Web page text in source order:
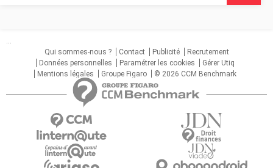
...
Qui sommes-nous ?
Contact Publicité
Recrutement
Données personnelles
Paramétrer les cookies
Gérer Utiq
Mentions légales
Groupe Figaro © 2026 CCM Benchmark